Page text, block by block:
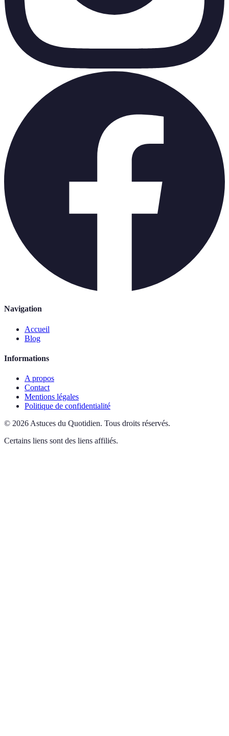
Navigation
Accueil
Blog
Informations
A propos
Contact
Mentions légales
Politique de confidentialité
© 2026 Astuces du Quotidien. Tous droits réservés.
Certains liens sont des liens affiliés.